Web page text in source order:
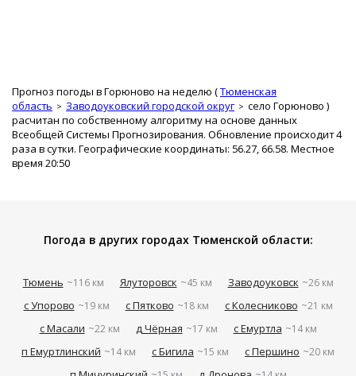
Прогноз погоды в Горюново на неделю (Тюменская
область
Заводоуковский городской округ село Горюново )
расчитан по собственному алгоритму на основе данных
Всеобщей Системы Прогнозирования. Обновление происходит 4
раза в сутки. Географические координаты: 56.27, 66.58. Местное
время 20:50
Погода в других городах Тюменской области:
Тюмень ~116 км Ялуторовск ~45 км Заводоуковск ~26 км
с Упорово ~19 км с Пятково ~18 км с Колесниково ~21 км
с Масали ~22 км д Чёрная ~17 км с Емуртла ~14 км
п Емуртлинский ~14 км с Бигила ~15 км с Першино ~20 км